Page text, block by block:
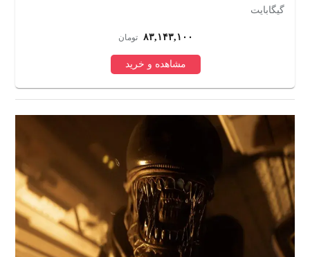
گیگابایت
۸۳,۱۴۳,۱۰۰ تومان
مشاهده و خرید